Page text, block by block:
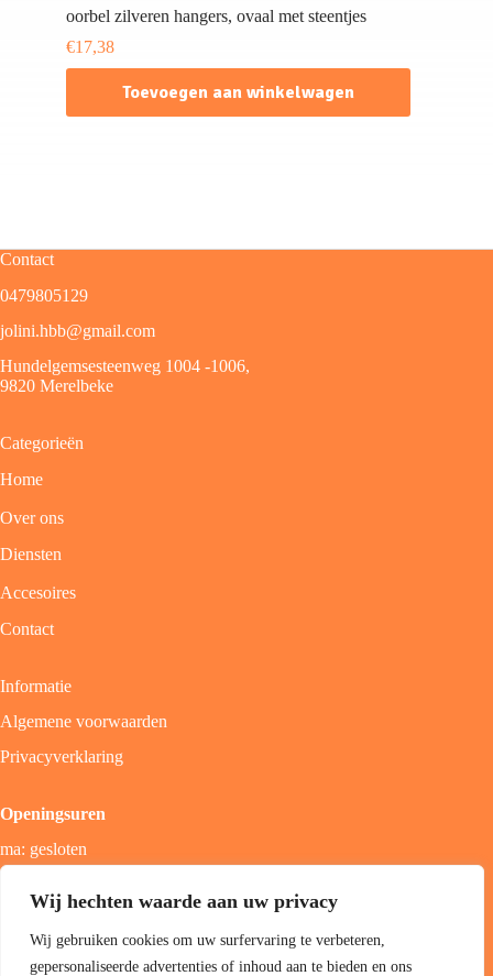
Wij hechten waarde aan uw privacy
Wij gebruiken cookies om uw surfervaring te verbeteren,
gepersonaliseerde advertenties of inhoud aan te bieden en ons
oorbel zilveren hangers, ovaal met steentjes
€17,38
Toevoegen aan winkelwagen
Contact
0479805129
jolini.hbb@gmail.com
Hundelgemsesteenweg 1004 -1006,
9820 Merelbeke
Categorieën
Home
Over ons
Diensten
Accesoires
Contact
Informatie
Algemene voorwaarden
Privacyverklaring
Openingsuren
ma: gesloten
zon; gesloten